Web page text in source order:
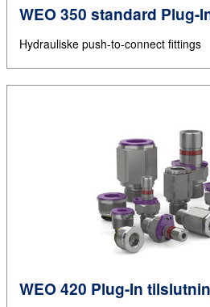
WEO 350 standard Plug-
Hydrauliske push-to-connect fittings
WEO 420 Plug-In